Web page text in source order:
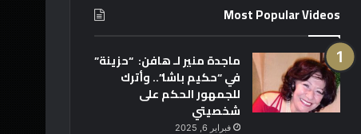
Most Popular Videos
ماجدة منير لـ هافن: “حزينة”
في “حكيم باشا”.. وأترك
للجمهور الحكم على
شخصيتي
فبراير 6, 2025